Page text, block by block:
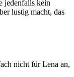
jedenfalls kein
lustig macht, das
nicht für Lena an,